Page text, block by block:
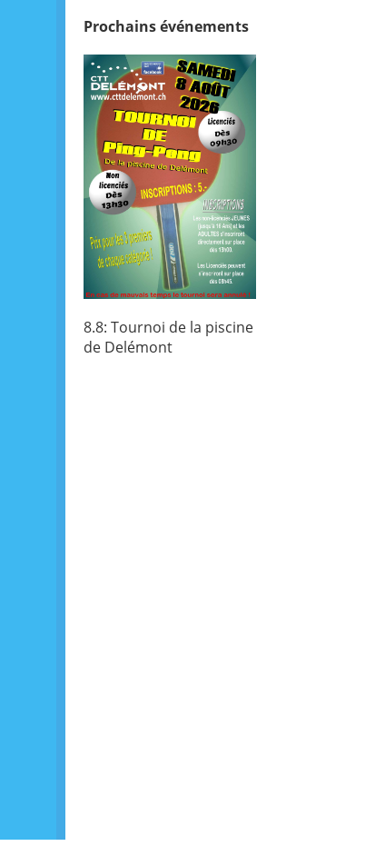
Prochainsévénements
8.8: Tournoi de la piscine
de Delémont